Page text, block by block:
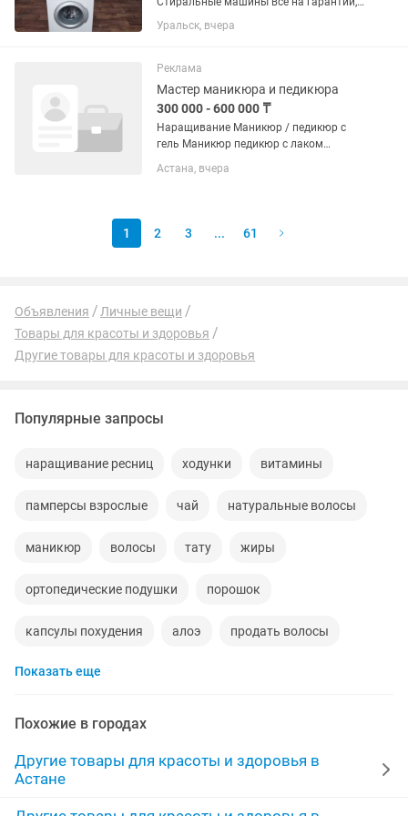
идеальном состоянии ни точки
ржавчины,работает все функции:греет
Доставка и установка имеется,за...
Уральск, вчера
Реклама
Мастер маникюра и педикюра
300 000 - 600 000 ₸
Наращивание Маникюр / педикюр с
гель Маникюр педикюр с лаком
Астана, вчера
1 2 3 ... 61
Объявления
Личные вещи
Товары для красоты и здоровья
Другие товары для красоты и здоровья
Популярные запросы
наращивание ресниц ходунки витамины
памперсы взрослые чай натуральные волосы
маникюр волосы тату жиры
ортопедические подушки порошок
капсулы похудения алоэ продать волосы
стельки
сыворотка позвоночник пластырь коктейли
Показать еще
Похожие в городах
Другие товары для красоты и здоровья в
Астане